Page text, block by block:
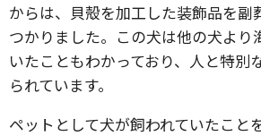
からは、貝殻を加工した装飾品を副
つかりました。この犬は他の犬より
いたこともわかっており、人と特別
られています。
ペットとして犬が飼われていたこと